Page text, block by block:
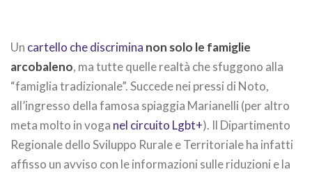
Un cartello che discrimina non solo le famiglie
arcobaleno, ma tutte quelle realtà che sfuggono alla
“famiglia tradizionale”. Succede nei pressi di Noto,
all’ingresso della famosa spiaggia Marianelli (per altro
meta molto in voga nel circuito Lgbt+). Il Dipartimento
Regionale dello Sviluppo Rurale e Territoriale ha infatti
affisso un avviso con le informazioni sulle riduzioni e la